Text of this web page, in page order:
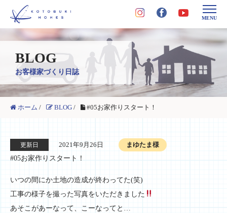
MENU
BLOG
お客様家づくり日誌
ホーム / BLOG / #05お家作りスタート！
更新日 2021年9月26日
まゆたま様
#05お家作りスタート！
いつの間にか土地の造成が終わってた(笑)
工事の様子を撮った写真をいただきました
あそこがあーなって、こーなってと…